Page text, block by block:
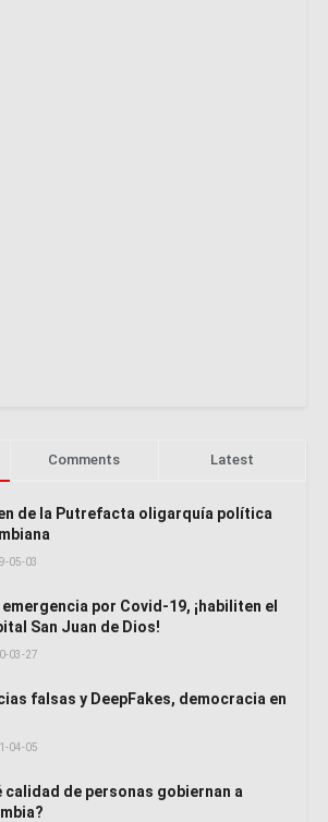
Comments Latest
de la Putrefacta oligarquía política
05-03
por Covid-19, ¡habiliten el
San Juan de Dios!
03-27
falsas y DeepFakes, democracia en
04-05
calidad de personas gobiernan a